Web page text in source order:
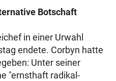
Botschaft
in einer Urwahl
endete. Corbyn hatte
Unter seiner
"ernsthaft radikal-